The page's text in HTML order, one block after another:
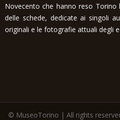
Novecento che hanno reso Torino
delle schede, dedicate ai singoli
originali e le fotografie attuali degli
© MuseoTorino | All rights